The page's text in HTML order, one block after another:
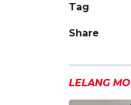
Tag
Share
LELANG